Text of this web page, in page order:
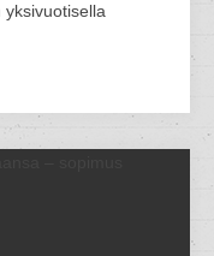
yksivuotisella